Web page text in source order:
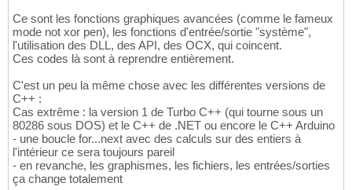
Ce sont les fonctions graphiques avancées (comme le fameux
mode not xor pen), les fonctions d'entrée/sortie "système",
l'utilisation des DLL, des API, des OCX, qui coincent.
Ces codes là sont à reprendre entièrement.
C'est un peu la même chose avec les différentes versions de
C++ :
Cas extrême : la version 1 de Turbo C++ (qui tourne sous un
80286 sous DOS) et le C++ de .NET ou encore le C++ Arduino
- une boucle for...next avec des calculs sur des entiers à
l'intérieur ce sera toujours pareil
- en revanche, les graphismes, les fichiers, les entrées/sorties
ça change totalement